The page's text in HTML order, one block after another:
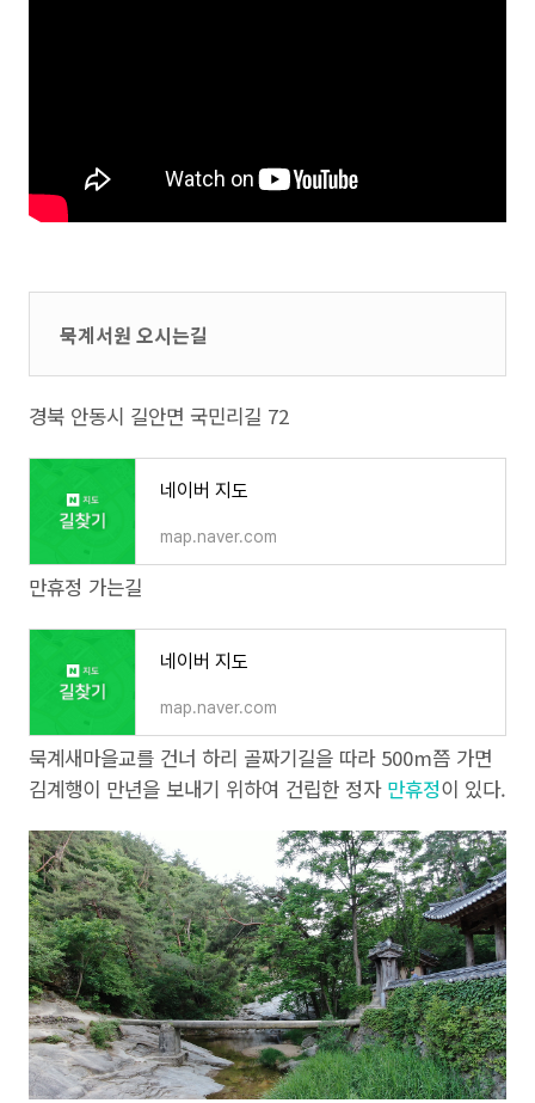
묵계서원 오시는길
경북 안동시 길안면 국민리길 72
네이버 지도
map.naver.com
만휴정 가는길
네이버 지도
map.naver.com
묵계새마을교를 건너 하리 골짜기길을 따라 500m쯤 가면
김계행이 만년을 보내기 위하여 건립한 정자 만휴정이 있다.